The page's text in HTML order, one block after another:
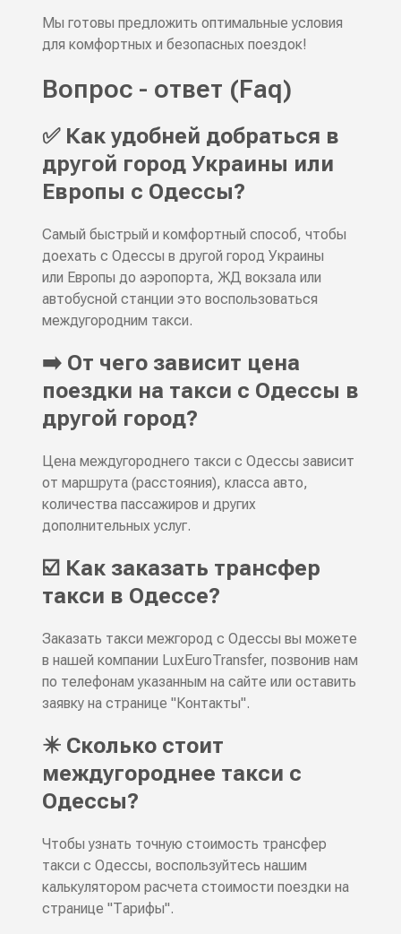
Мы готовы предложить оптимальные условия
для комфортных и безопасных поездок!
Вопрос - ответ (Faq)
✅ Как удобней добраться в
другой город Украины или
Европы с Одессы?
Самый быстрый и комфортный способ, чтобы
доехать с Одессы в другой город Украины
или Европы до аэропорта, ЖД вокзала или
автобусной станции это воспользоваться
междугородним такси.
➡️ От чего зависит цена
поездки на такси с Одессы в
другой город?
Цена междугороднего такси с Одессы зависит
от маршрута (расстояния), класса авто,
количества пассажиров и других
дополнительных услуг.
☑️ Как заказать трансфер
такси в Одессе?
Заказать такси межгород с Одессы вы можете
в нашей компании LuxEuroTransfer, позвонив нам
по телефонам указанным на сайте или оставить
заявку на странице "Контакты".
✴️ Сколько стоит
междугороднее такси с
Одессы?
Чтобы узнать точную стоимость трансфер
такси с Одессы, воспользуйтесь нашим
калькулятором расчета стоимости поездки на
странице "Тарифы".